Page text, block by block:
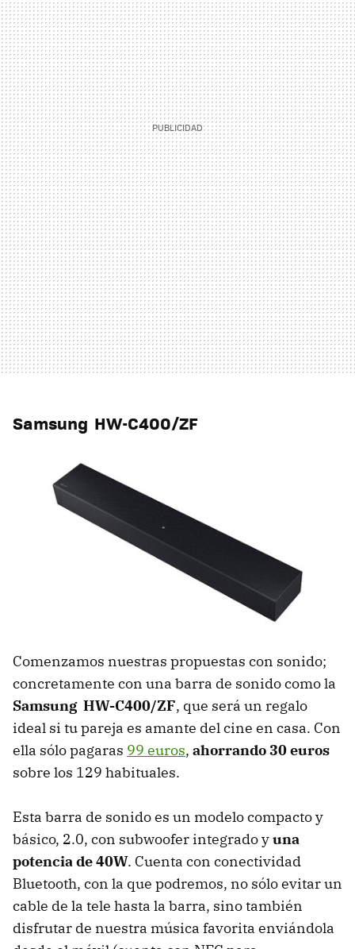
Samsung HW-C400/ZF
Comenzamos nuestras propuestas con sonido;
concretamente con una barra de sonido como la
Samsung HW-C400/ZF, que será un regalo
ideal si tu pareja es amante del cine en casa. Con
ella sólo pagaras 99 euros, ahorrando 30 euros
sobre los 129 habituales.
Esta barra de sonido es un modelo compacto y
básico, 2.0, con subwoofer integrado yuna
potencia de 40W. Cuenta con conectividad
Bluetooth, con la que podremos, no sólo evitar un
cable de la tele hasta la barra, sino también
disfrutar de nuestra música favorita enviándola